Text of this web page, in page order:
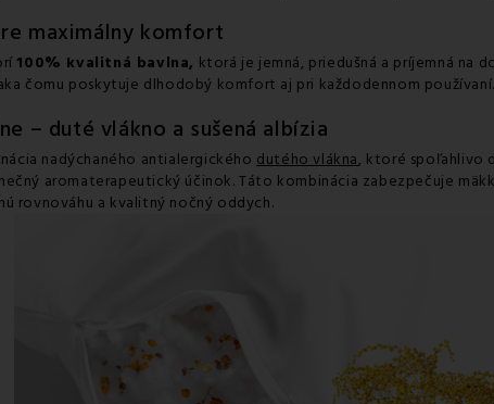
maximálny komfort
100% kvalitná bavlna, ktorá je jemná, priedušná a príjemná na
čomu poskytuje dlhodobý komfort aj pri každodennom
– duté vlákno a sušená albízia
nadýchaného antialergickéhodutého vlákna, ktoré spoľahlivo
aromaterapeutický účinok. Táto kombinácia zabezpečuje
rovnováhu a kvalitný nočný oddych.